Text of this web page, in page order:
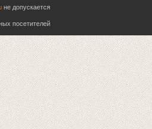
не допускается
посетителей